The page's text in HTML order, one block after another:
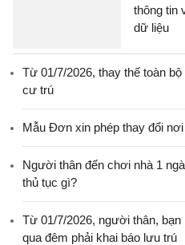
thông tin
dữ liệu
Từ 01/7/2026, thay thế toàn
cư trú
Mẫu Đơn xin phép thay đổi
Người thân đến chơi nhà 1
thủ tục gì?
Từ 01/7/2026, người thân,
qua đêm phải khai báo lưu trú